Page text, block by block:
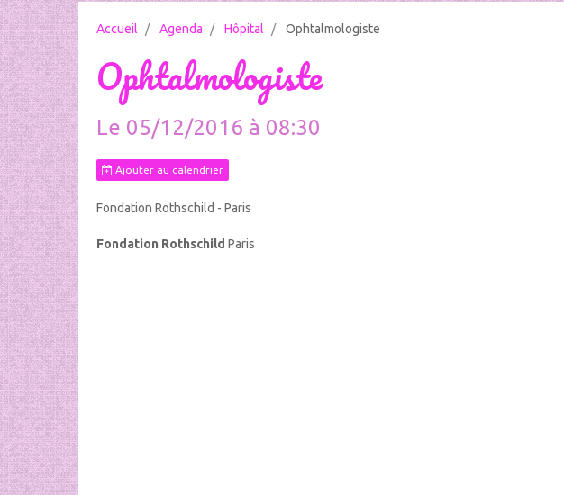
Accueil Agenda Hôpital Ophtalmologiste
Ophtalmologiste
Le 05/12/2016 à 08:30
Ajouter au calendrier
Fondation Rothschild - Paris
Fondation Rothschild Paris